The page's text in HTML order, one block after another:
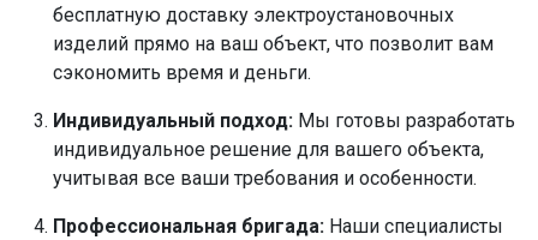
бесплатную доставку электроустановочных
изделий прямо на ваш объект, что позволит вам
сэкономить время и деньги.
Индивидуальный подход: Мы готовы разработать
индивидуальное решение для вашего объекта,
учитывая все ваши требования и особенности.
Профессиональная бригада: Наши специалисты